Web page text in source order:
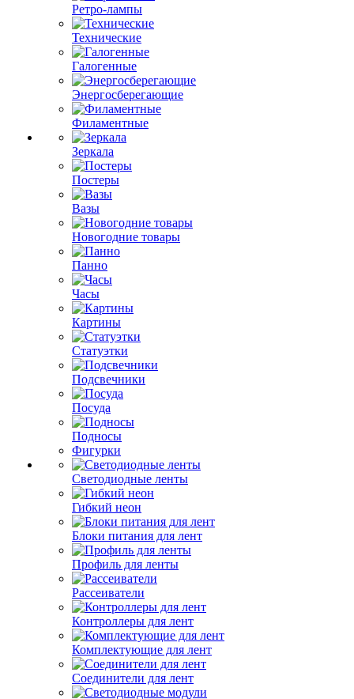
Ретро-лампы
Технические
Галогенные
Энергосберегающие
Филаментные
Зеркала
Постеры
Вазы
Новогодние товары
Панно
Часы
Картины
Статуэтки
Подсвечники
Посуда
Подносы
Фигурки
Светодиодные ленты
Гибкий неон
Блоки питания для лент
Профиль для ленты
Рассеиватели
Контроллеры для лент
Комплектующие для лент
Соединители для лент